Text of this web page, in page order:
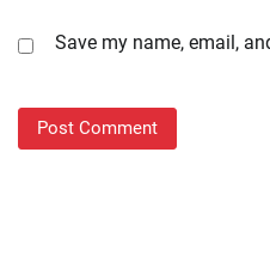
Save my name, email,